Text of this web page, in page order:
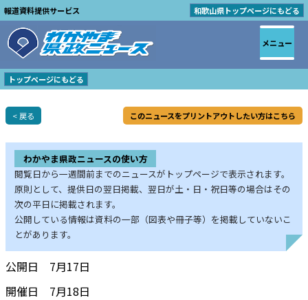
報道資料提供サービス 和歌山県トップページにもどる
トップページにもどる
< 戻る このニュースをプリントアウトしたい方はこちら
わかやま県政ニュースの使い方
閲覧日から一週間前までのニュースがトップページで表示されます。
原則として、提供日の翌日掲載、翌日が土・日・祝日等の場合はその
次の平日に掲載されます。
公開している情報は資料の一部（図表や冊子等）を掲載していないこ
とがあります。
公開日 7月17日
開催日 7月18日
メニュー